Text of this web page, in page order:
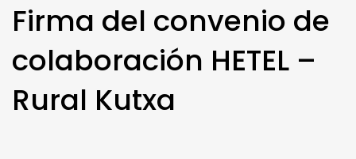
Firma del convenio de
colaboración HETEL –
Rural Kutxa